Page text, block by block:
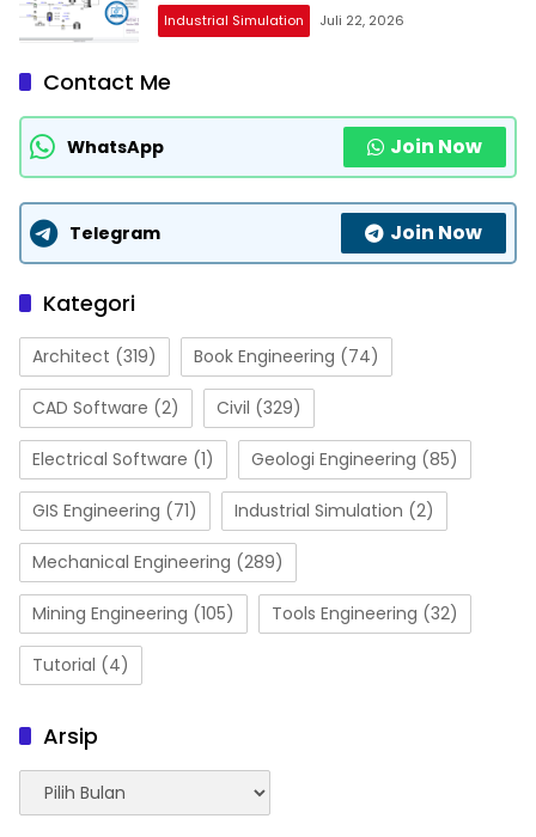
Industrial Simulation Juli 22, 2026
Contact Me
WhatsApp Join Now
Telegram Join Now
Kategori
Architect (319) Book Engineering (74)
CAD Software (2) Civil (329)
Electrical Software (1) Geologi Engineering (85)
GIS Engineering (71) Industrial Simulation (2)
Mechanical Engineering (289)
Mining Engineering (105) Tools Engineering (32)
Tutorial (4)
Arsip
Arsip